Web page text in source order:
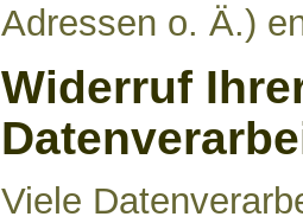
Adressen o. Ä.)
Widerruf
Viele